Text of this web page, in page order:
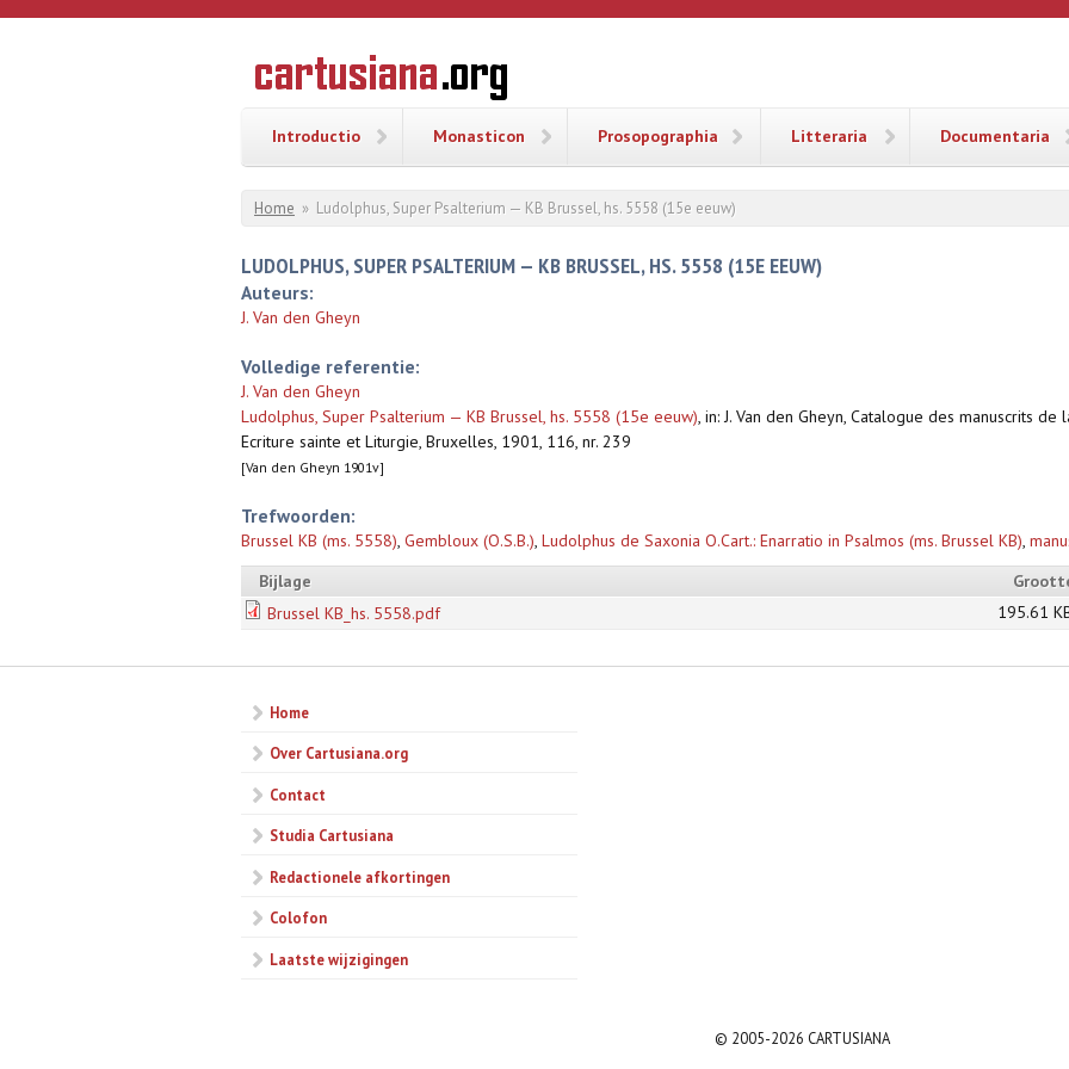
Overslaan en naar de inhoud gaan
CARTUSIANA
Geschiedenis
van de
Introductio Monasticon Prosopographia Litteraria Documentaria
U bent hier
Home » Ludolphus, Super Psalterium — KB Brussel, hs. 5558 (15e eeuw)
LUDOLPHUS, SUPER PSALTERIUM — KB BRUSSEL, HS. 5558 (15E EEUW)
Auteurs:
J. Van den Gheyn
Volledige referentie:
J. Van den Gheyn
Ludolphus, Super Psalterium — KB Brussel, hs. 5558 (15e eeuw), in: J. Van den Gheyn, Catalogue des manuscrits
Ecriture sainte et Liturgie, Bruxelles, 1901, 116, nr. 239
[Van den Gheyn 1901v]
Trefwoorden:
Brussel KB (ms. 5558), Gembloux (O.S.B.), Ludolphus de Saxonia O.Cart.: Enarratio in Psalmos (ms. Brussel KB),
Bijlage
Brussel KB_hs. 5558.pdf
195.61
Home
Over Cartusiana.org
Contact
Studia Cartusiana
Redactionele afkortingen
Colofon
Laatste wijzigingen
© 2005-2026 CARTUSIANA